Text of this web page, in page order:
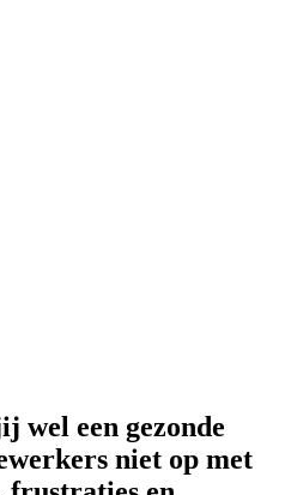
wel een gezonde
niet op met